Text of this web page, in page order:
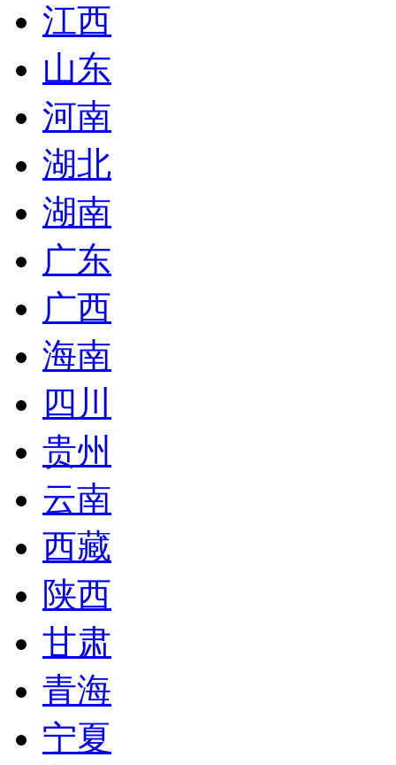
江西
山东
河南
湖北
湖南
广东
广西
海南
四川
贵州
云南
西藏
陕西
甘肃
青海
宁夏